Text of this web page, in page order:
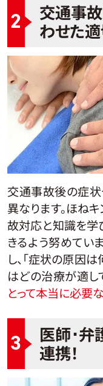
2
交通事
わせた
交通事故後の症
異なります。ほね
故対応と知識を学
きるよう努めてい
し、「症状の原因
はどの治療が適し
とって本当に必要
3
医師･弁
連携！